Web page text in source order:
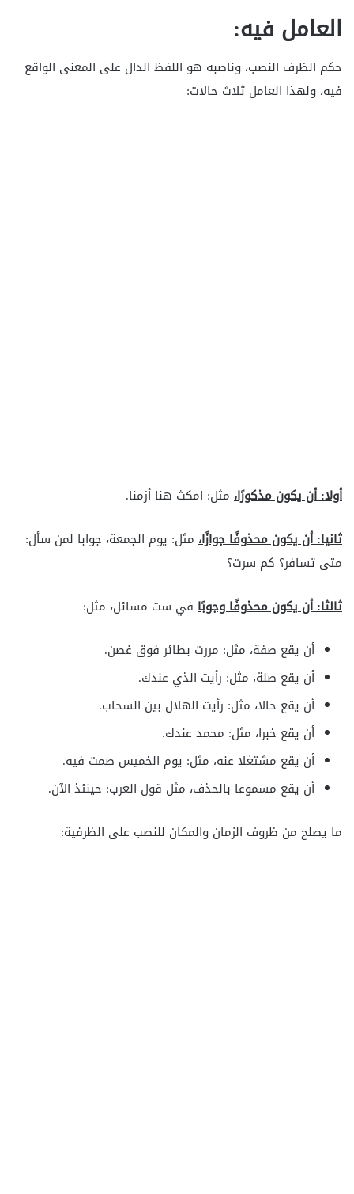
العامل فيه:
حكم الظرف النصب، وناصبه هو اللفظ الدال على المعنى الواقع
فيه، ولهذا العامل ثلاث حالات:
أولا: أن يكون مذكورًا، مثل: امكث هنا أزمنا.
ثانيا: أن يكون محذوفًا جوازًا، مثل: يوم الجمعة، جوابا لمن سأل:
متى تسافر؟ كم سرت؟
ثالثا: أن يكون محذوفًا وجوبًا في ست مسائل، مثل:
أن يقع صفة، مثل: مررت بطائر فوق غصن.
أن يقع صلة، مثل: رأيت الذي عندك.
أن يقع حالا، مثل: رأيت الهلال بين السحاب.
أن يقع خبرا، مثل: محمد عندك.
أن يقع مشتغلا عنه، مثل: يوم الخميس صمت فيه.
أن يقع مسموعا بالحذف، مثل قول العرب: حينئذ الآن.
ما يصلح من ظروف الزمان والمكان للنصب على الظرفية: